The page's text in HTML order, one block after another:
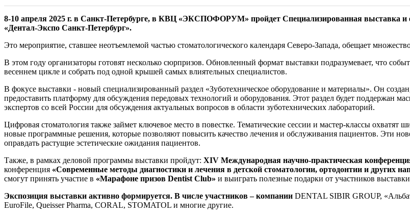
8-10 апреля 2025 г. в Санкт-Петербурге, в КВЦ «ЭКСПОФОРУМ» пройдет Специализированная выставка и
«Дентал-Экспо Санкт-Петербург».
Это мероприятие, ставшее неотъемлемой частью стоматологического календаря Северо-Запада, обещает
В этом году организаторы готовят несколько сюрпризов. Обновленный формат выставки подразумевает, что
весеннем цикле и собрать под одной крышей самых влиятельных специалистов.
В фокусе выставки - новый специализированный раздел «Зуботехническое оборудование и материалы». Он
предоставить платформу для обсуждения передовых технологий и оборудования. Этот раздел будет поддержан
экспертов со всей России для обсуждения актуальных вопросов в области зуботехнических лабораторий.
Цифровая стоматология также займет ключевое место в повестке. Тематические сессии и мастер-классы
новые программные решения, которые позволяют повысить качество лечения и обслуживания пациентов. Эти
оправдать растущие эстетические ожидания пациентов.
Также, в рамках деловой программы выставки пройдут: XIV Международная научно-практическая
конференция «Современные методы диагностики и лечения в детской стоматологии, ортодонтии и других
смогут принять участие в «Марафоне призов Dentist Club» и выиграть полезные подарки от участников
Экспозиция выставки активно формируется. В числе участников – компании DENTAL SIBIR GROUP,
EuroFile, Queisser Pharma, CORAL, STOMATOL и многие другие.